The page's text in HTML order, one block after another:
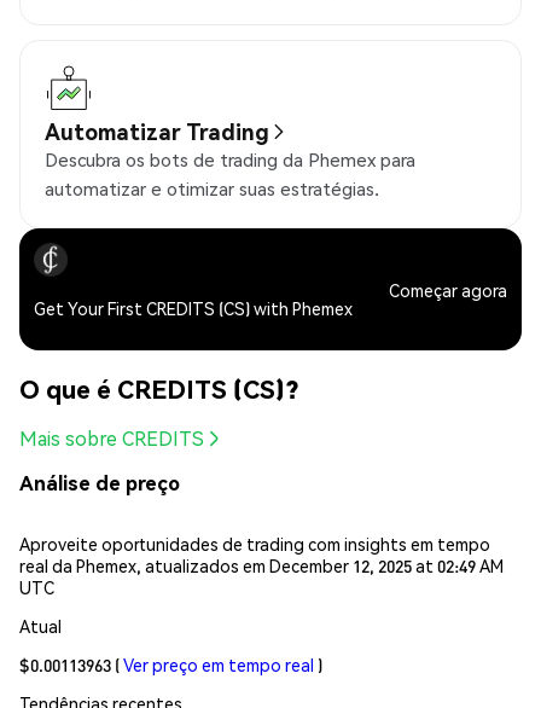
Automatizar Trading
Descubra os bots de trading da Phemex para
automatizar e otimizar suas estratégias.
Get Your First CREDITS (CS) with Phemex
Começar agora
O que é CREDITS (CS)?
Mais sobre CREDITS
Análise de preço
Aproveite oportunidades de trading com insights em tempo
real da Phemex, atualizados em December 12, 2025 at 02:49 AM
UTC
Atual
$0.00113963 (Ver preço em tempo real )
Tendências recentes